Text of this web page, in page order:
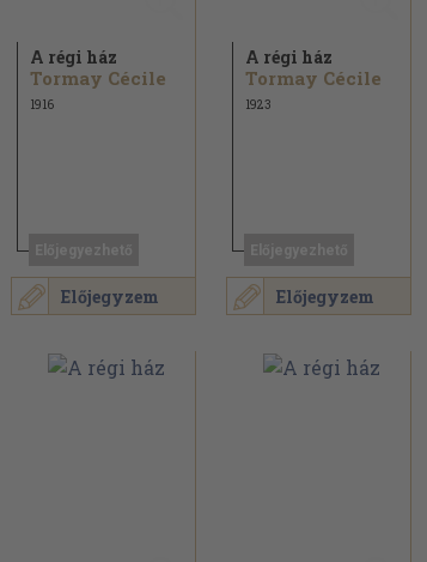
Előjegyzem
A régi ház
Tormay Cécile
1916
Előjegyzem
A régi ház
Tormay Cécile
1923